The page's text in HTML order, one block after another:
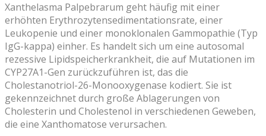
Xanthelasma Palpebrarum geht häufig mit einer
erhöhten Erythrozytensedimentationsrate, einer
Leukopenie und einer monoklonalen Gammopathie (Typ
IgG-kappa) einher. Es handelt sich um eine autosomal
rezessive Lipidspeicherkrankheit, die auf Mutationen im
CYP27A1-Gen zurückzuführen ist, das die
Cholestanotriol-26-Monooxygenase kodiert. Sie ist
gekennzeichnet durch große Ablagerungen von
Cholesterin und Cholestenol in verschiedenen Geweben,
die eine Xanthomatose verursachen.